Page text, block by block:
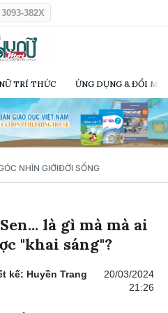
3093-382X
NỮ TRÍ THỨC ỨNG DỤNG & ĐỔI
NHÌN GIỚIĐỜI SỐNG
là gì mà mà ai
"khai sáng"?
kế: Huyền Trang
20/03/2024
21:26